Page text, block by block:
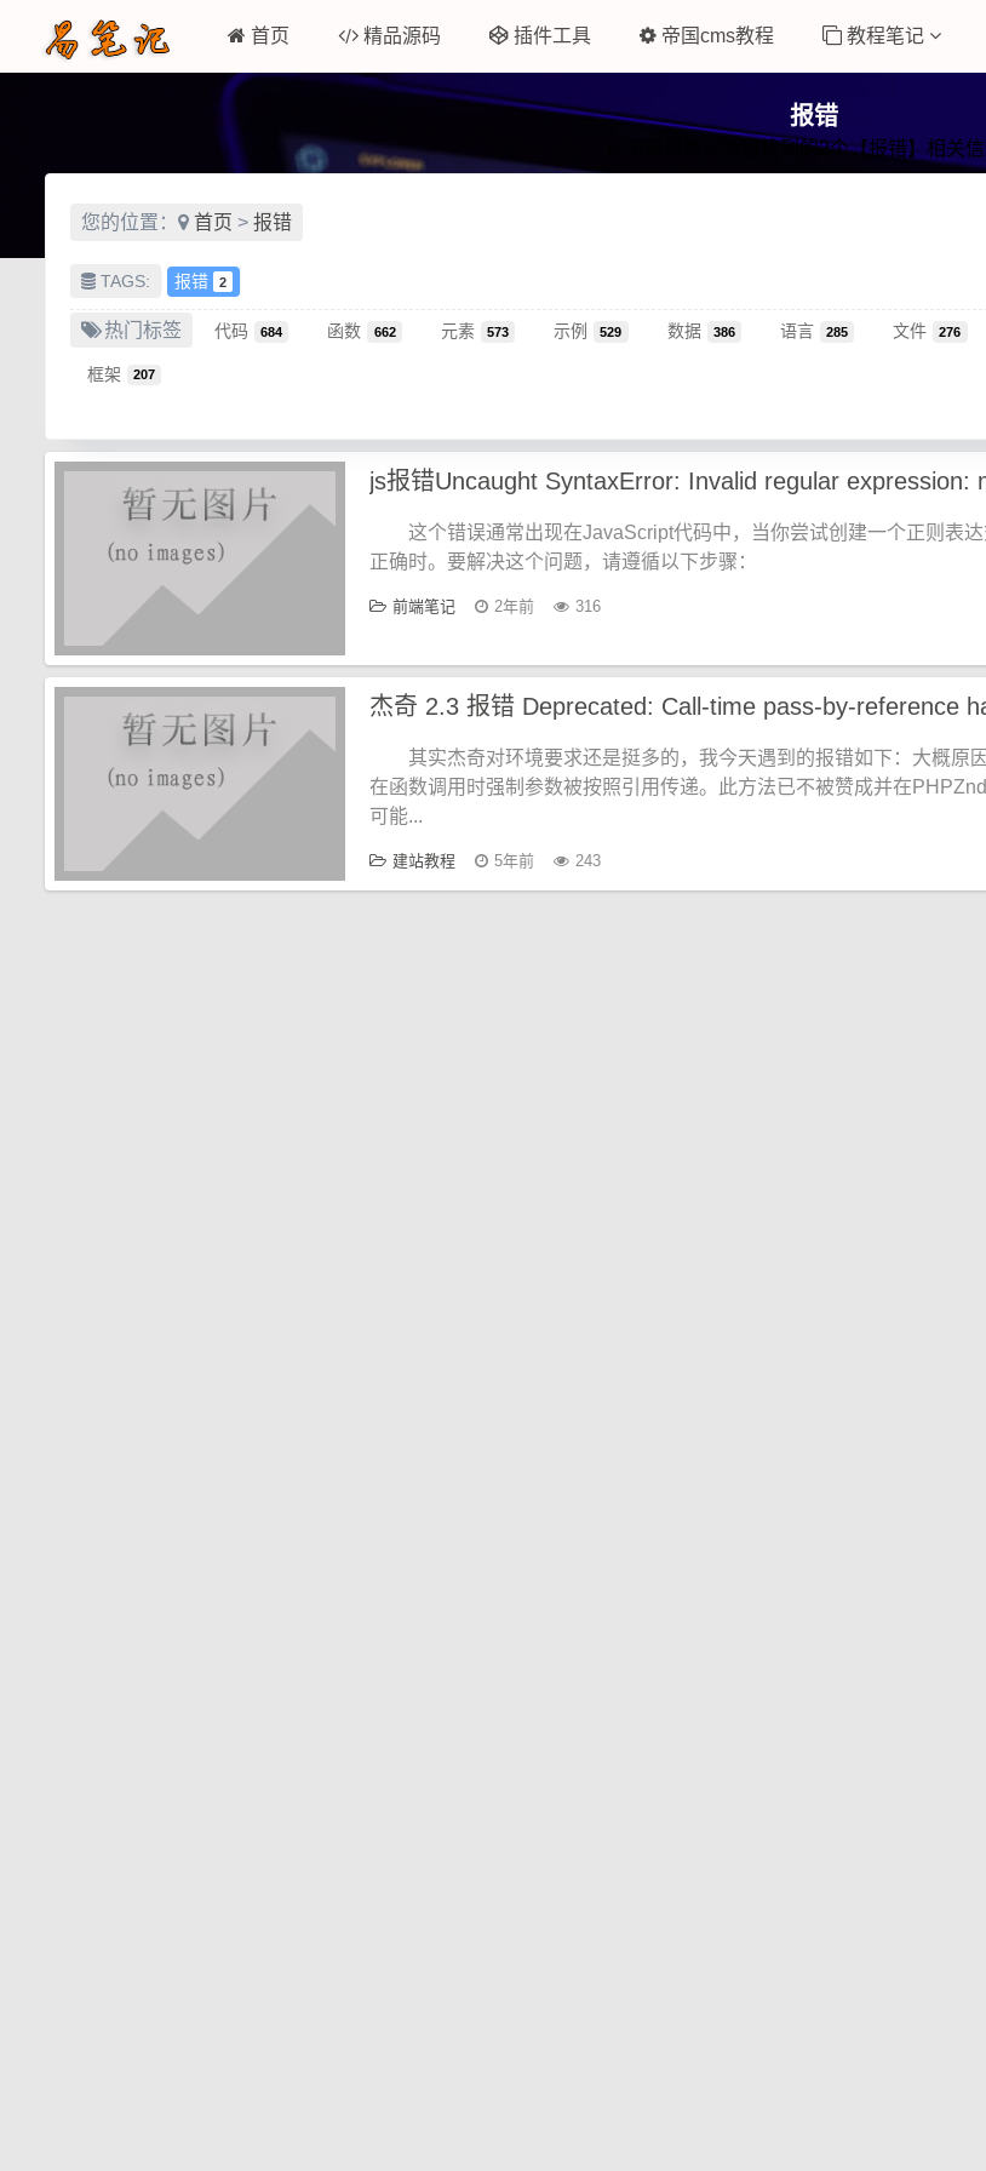
首页 精品源码 插件工具 帝国cms教程 教程笔记
报错
以下是易笔记为您找到的2个【报错】相关信
您的位置： 首页 > 报错
TAGS: 报错 2
热门标签 代码 684 函数 662 元素 573 示例 529 数据 386 语言 285 文件 276
框架 207
这个错误通常出现在JavaScript代码中，当你尝试创建一个正则表
正确时。要解决这个问题，请遵循以下步骤：
前端笔记 2年前 316
其实杰奇对环境要求还是挺多的，我今天遇到的报错如下：大概原
在函数调用时强制参数被按照引用传递。此方法已不被赞成并在
可能...
建站教程 5年前 243